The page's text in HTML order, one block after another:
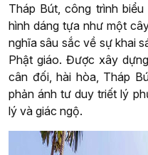
Tháp Bút, công trình
hình dáng tựa như một
nghĩa sâu sắc về sự khai
Phật giáo. Được xây
cân đối, hài hòa, Tháp
phản ánh tư duy triết lý
lý và giác ngộ.